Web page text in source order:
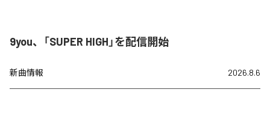
9you、「SUPER HIGH」を配信開始
新曲情報 2026.8.6